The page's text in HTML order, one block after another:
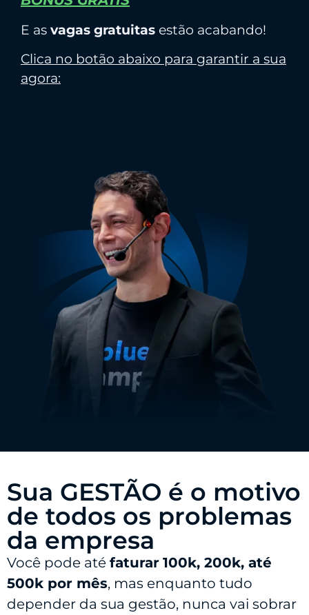
E as vagas gratuitas estão acabando!
Clica no botão abaixo para garantir a sua
agora:
Sua GESTÃO é o motivo
de todos os problemas
da empresa
Você pode até faturar 100k, 200k, até
500k por mês, mas enquanto tudo
depender da sua gestão, nunca vai sobrar